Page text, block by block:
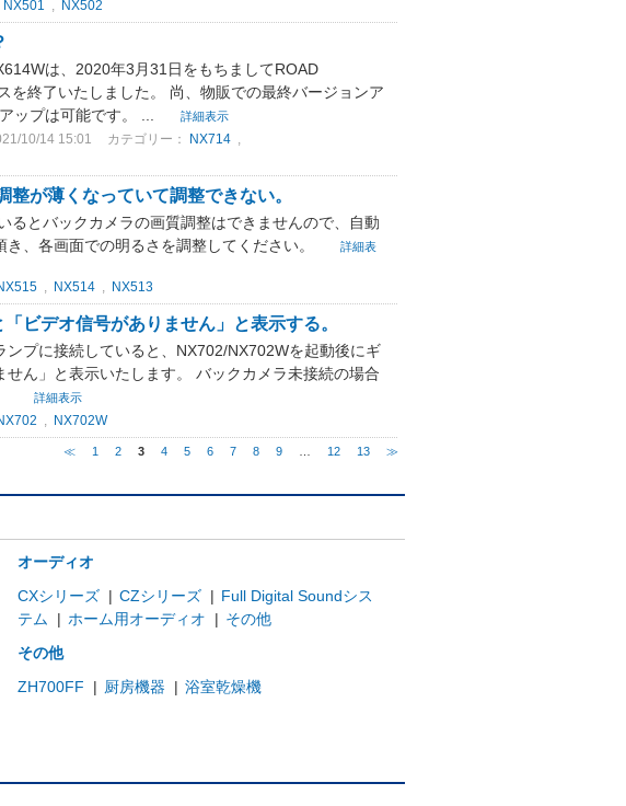
NX501 , NX502
は、2020年3月31日をもちましてROAD
を終了いたしました。 尚、物販での最終バージョンア
ップは可能です。 ...
詳細表示
10/14 15:01 カテゴリー： NX714 ,
が薄くなっていて調整できない。
るとバックカメラの画質調整はできませんので、自動
、各画面での明るさを調整してください。
詳細表
, NX514 , NX513
ビデオ信号がありません」と表示する。
プに接続していると、NX702/NX702Wを起動後にギ
ん」と表示いたします。 バックカメラ未接続の場合
詳細表示
, NX702W
≪ 1 2 3 4 5 6 7 8 9 12 13 ≫
オーディオ
CXシリーズ | CZシリーズ | Full Digital Soundシス
テム
| ホーム用オーディオ | その他
その他
ZH700FF
| 厨房機器 | 浴室乾燥機